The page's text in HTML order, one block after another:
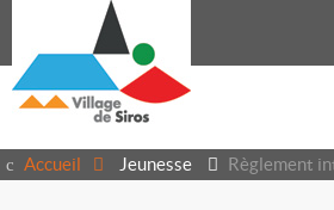
Accueil Jeunesse Règlement